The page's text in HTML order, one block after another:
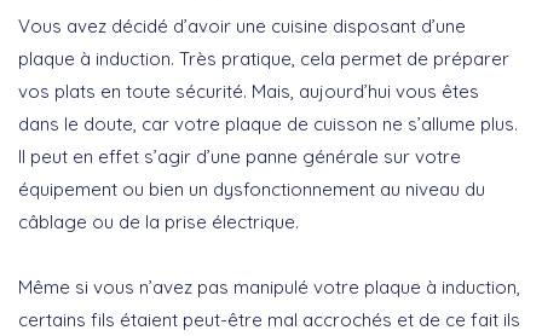
Vous avez décidé d’avoir une cuisine disposant d’une
plaque à induction. Très pratique, cela permet de préparer
vos plats en toute sécurité. Mais, aujourd’hui vous êtes
dans le doute, car votre plaque de cuisson ne s’allume plus.
Il peut en effet s’agir d’une panne générale sur votre
équipement ou bien un dysfonctionnement au niveau du
câblage ou de la prise électrique.
Même si vous n’avez pas manipulé votre plaque à induction,
certains fils étaient peut-être mal accrochés et de ce fait ils